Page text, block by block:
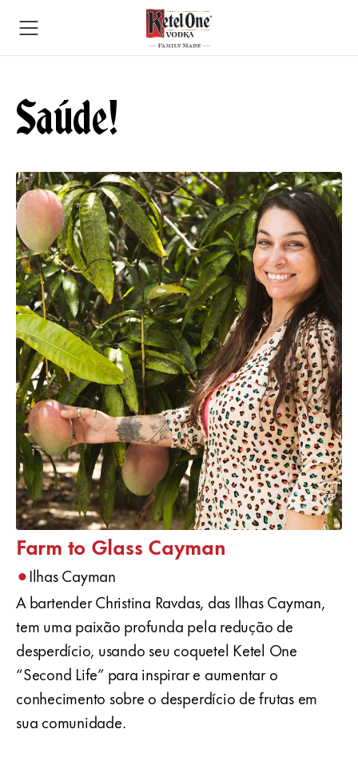
Saúde!
Farm to Glass Cayman
•Ilhas Cayman
A bartender Christina Ravdas, das Ilhas Cayman,
tem uma paixão profunda pela redução de
desperdício, usando seu coquetel Ketel One
“Second Life” para inspirar e aumentar o
conhecimento sobre o desperdício de frutas em
sua comunidade.